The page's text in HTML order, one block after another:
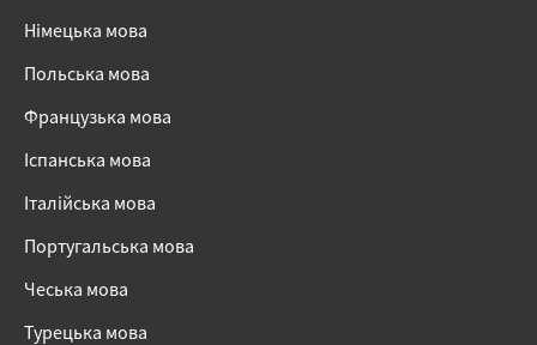
Німецька мова
Польська мова
Французька мова
Іспанська мова
Італійська мова
Португальська мова
Чеська мова
Турецька мова